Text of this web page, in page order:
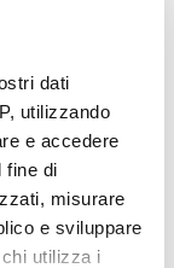
dati
utilizzando
e accedere
fine di
misurare
e sviluppare
utilizza i